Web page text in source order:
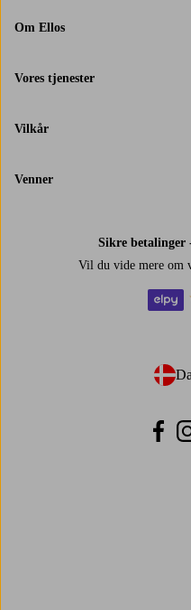
Om Ellos
Vores tjenester
Vilkår
Venner
Sikre betalinger
Vil du vide mere om
-